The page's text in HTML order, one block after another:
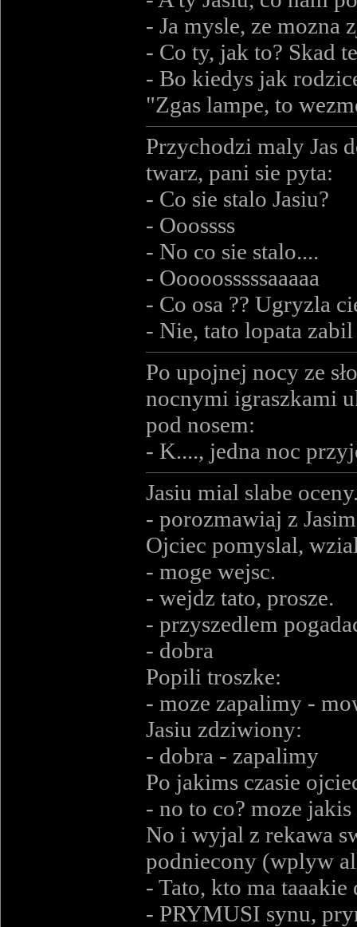
- Ja mysle, ze mozna
- Co ty, jak to? Skad
- Bo kiedys jak
"Zgas lampe, to
Przychodzi maly Jas
twarz, pani sie pyta:
- Co sie stalo Jasiu?
- Ooossss
- No co sie stalo....
- Ooooosssssaaaaa
- Co osa ?? Ugryzla
- Nie, tato lopata
Po upojnej nocy ze
nocnymi igraszkami
pod nosem:
- K...., jedna noc
Jasiu mial slabe
- porozmawiaj z
Ojciec pomyslal,
- moge wejsc.
- wejdz tato, prosze.
- przyszedlem
- dobra
Popili troszke:
- moze zapalimy -
Jasiu zdziwiony:
- dobra - zapalimy
Po jakims czasie
- no to co? moze
No i wyjal z rekawa
podniecony (wplyw
- Tato, kto ma
- PRYMUSI synu,